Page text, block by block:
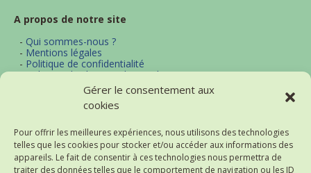
Gérer le consentement aux
cookies
Pour offrir les meilleures expériences, nous utilisons des technologies
telles que les cookies pour stocker et/ou accéder aux informations des
appareils. Le fait de consentir à ces technologies nous permettra de
traiter des données telles que le comportement de navigation ou les ID
A propos de notre site
- Qui sommes-nous ?
- Mentions légales
- Politique de confidentialité
-Politique d'utilisation des cookies
Actualités et thématiques